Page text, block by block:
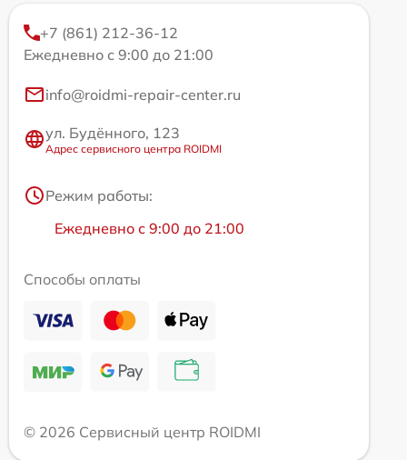
+7 (861) 212-36-12
Ежедневно с 9:00 до 21:00
info@roidmi-repair-center.ru
ул. Будённого, 123
Адрес сервисного центра ROIDMI
Режим работы:
Ежедневно с 9:00 до 21:00
Способы оплаты
© 2026 Сервисный центр ROIDMI